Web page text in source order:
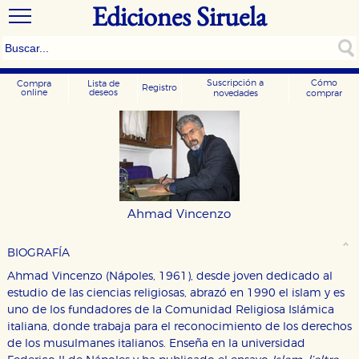
Ediciones Siruela
Compra
online
Lista de
deseos
Registro
Suscripción a
novedades
Cómo
comprar
Ahmad Vincenzo
BIOGRAFÍA
Ahmad Vincenzo (Nápoles, 1961), desde joven dedicado al
estudio de las ciencias religiosas, abrazó en 1990 el islam y es
uno de los fundadores de la Comunidad Religiosa Islámica
italiana, donde trabaja para el reconocimiento de los derechos
de los musulmanes italianos. Enseña en la universidad
CONFIGURACIÓN DE COOKIES